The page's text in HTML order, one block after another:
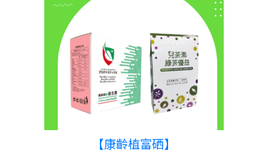
【康齡植富硒】